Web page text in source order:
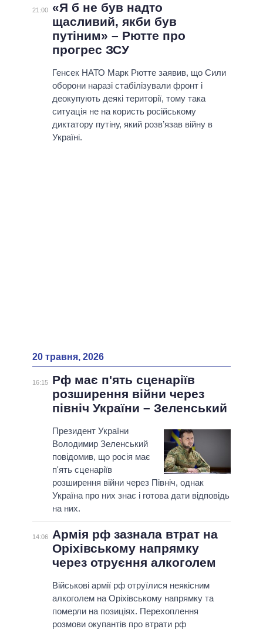
21:00
«Я б не був надто
щасливий, якби був
путіним» – Рютте про
прогрес ЗСУ
Генсек НАТО Марк Рютте заявив, що Сили
оборони наразі стабілізували фронт і
деокупують деякі території, тому така
ситуація не на користь російському
диктатору путіну, який розв’язав війну в
Україні.
20 травня, 2026
16:15
Рф має п'ять сценаріїв
розширення війни через
північ України – Зеленський
Президент України
Володимир Зеленський
повідомив, що росія має
п'ять сценаріїв
розширення війни через Північ, однак
Україна про них знає і готова дати відповідь
на них.
14:06
Армія рф зазнала втрат на
Оріхівському напрямку
через отруєння алкоголем
Військові армії рф отруїлися неякісним
алкоголем на Оріхівському напрямку та
померли на позиціях. Перехоплення
розмови окупантів про втрати рф